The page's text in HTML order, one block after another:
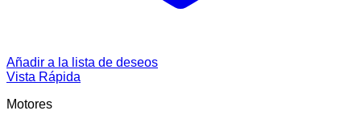
Añadir a la lista de deseos
Vista Rápida
Motores